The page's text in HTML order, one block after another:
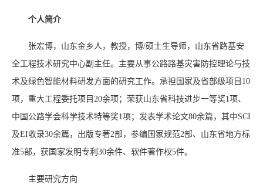
个人简介
张宏博，山东金乡人，教授，博/硕士生导师，山东省路基安
全工程技术研究中心副主任。主要从事公路路基灾害防控理论与技
术及绿色智能材料研发方面的研究工作。承担国家及省部级项目 10
项，重大工程委托项目 20余项；荣获山东省科技进步一等奖1 项、
中国公路学会科学技术特等奖1 项；发表学术论文80余篇，其中SCI
及EI收录30余篇，出版专著2部，参编国家规范2部、山东省地方标
准5部，获国家发明专利 30余件、软件著作权5件。
主要研究方向